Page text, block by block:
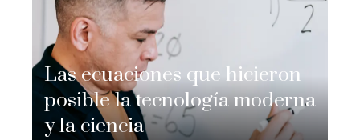
Las ecuaciones que hicieron
posible la tecnología moderna
y la ciencia